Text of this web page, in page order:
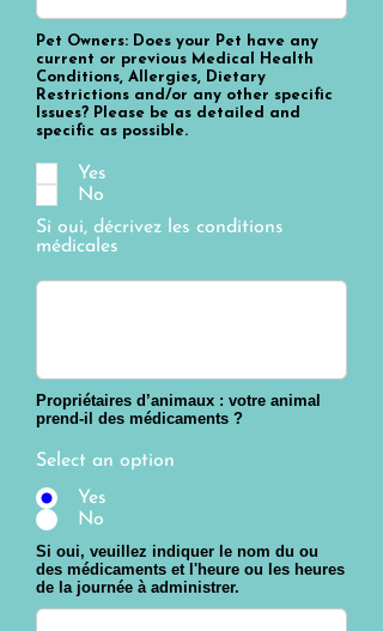
Pet Owners: Does your Pet have any
current or previous Medical Health
Conditions, Allergies, Dietary
Restrictions and/or any other specific
Issues? Please be as detailed and
specific as possible.
Yes
No
Si oui, décrivez les conditions
médicales
Propriétaires d’animaux : votre animal
prend-il des médicaments ?
Select an option
Yes
No
Si oui, veuillez indiquer le nom du ou
des médicaments et l'heure ou les heures
de la journée à administrer.